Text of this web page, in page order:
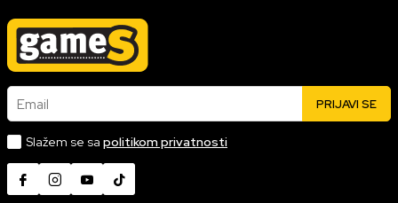
Email PRIJAVI SE
Slažem se sa politikom privatnosti